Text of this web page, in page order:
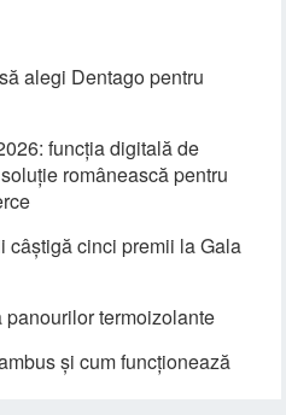
alegi Dentago pentru
funcția digitală de
românească pentru
câștigă cinci premii la Gala
termoizolante
și cum funcționează